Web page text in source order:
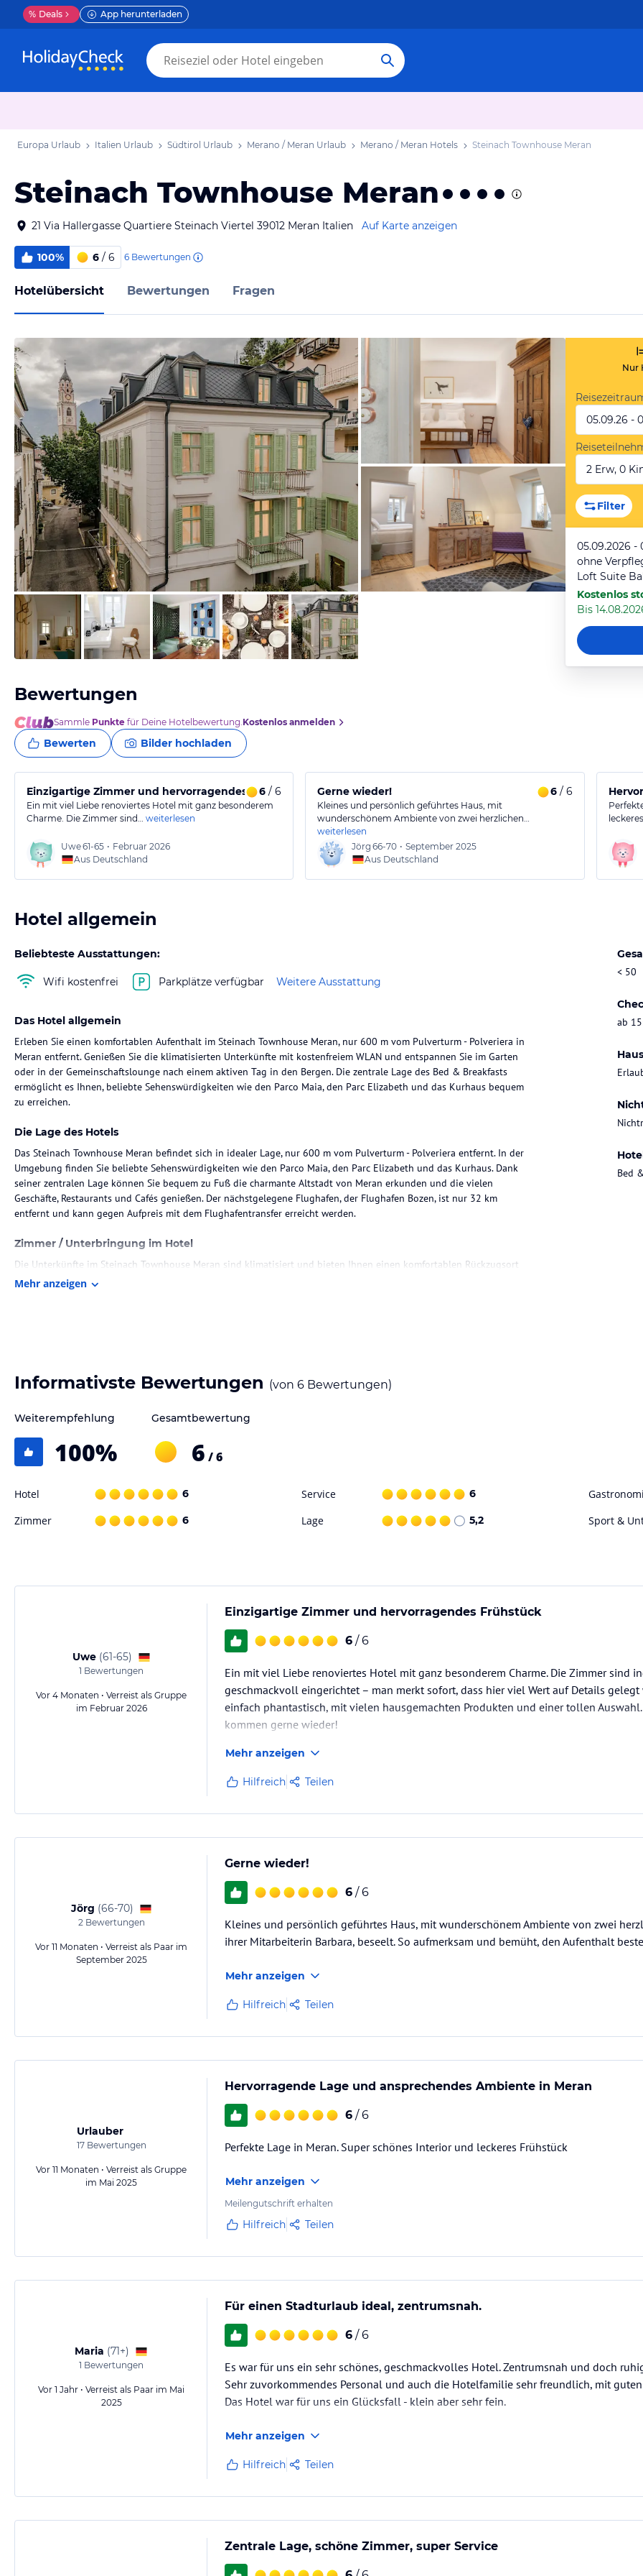
% Deals App herunterladen
Europa Urlaub Italien Urlaub Südtirol Urlaub Merano / Meran Urlaub Merano / Meran Hotels Steinach Townhouse Meran
Steinach Townhouse Meran
21 Via Hallergasse Quartiere Steinach Viertel 39012 Meran Italien Auf Karte anzeigen
100% 6 / 6 6 Bewertungen
Hotelübersicht Bewertungen Fragen
von Booking Südtirol
von Booking Südtirol
Nur
05.09.26 -
2 Erw, 0
Filter
05.09.2026 -
ohne
Loft Suite
Kostenlos
Bis
Bewertungen
Sammle Punkte für Deine Hotelbewertung.Kostenlos anmelden
Bewerten Bilder hochladen
Einzigartige Zimmer und hervorragendes Frühstück
6 / 6
Ein mit viel Liebe renoviertes Hotel mit ganz besonderem
Charme. Die Zimmer sind… weiterlesen
Uwe61-65 • Februar 2026
Aus Deutschland
Gerne wieder! 6/ 6
Kleines und persönlich geführtes Haus, mit
wunderschönem Ambiente von zwei herzlichen…
weiterlesen
Jörg 66-70 • September 2025
Aus Deutschland
Hotel allgemein
Beliebteste Ausstattungen:
Wifi kostenfrei Parkplätze verfügbar Weitere Ausstattung
< 50
ab
Bed
Das Hotel allgemein
Erleben Sie einen komfortablen Aufenthalt im Steinach Townhouse Meran, nur 600 m vom Pulverturm - Polveriera in
Meran entfernt. Genießen Sie die klimatisierten Unterkünfte mit kostenfreiem WLAN und entspannen Sie im Garten
oder in der Gemeinschaftslounge nach einem aktiven Tag in den Bergen. Die zentrale Lage des Bed & Breakfasts
ermöglicht es Ihnen, beliebte Sehenswürdigkeiten wie den Parco Maia, den Parc Elizabeth und das Kurhaus bequem
zu erreichen.
Die Lage des Hotels
Das Steinach Townhouse Meran befindet sich in idealer Lage, nur 600 m vom Pulverturm - Polveriera entfernt. In der
Umgebung finden Sie beliebte Sehenswürdigkeiten wie den Parco Maia, den Parc Elizabeth und das Kurhaus. Dank
seiner zentralen Lage können Sie bequem zu Fuß die charmante Altstadt von Meran erkunden und die vielen
Geschäfte, Restaurants und Cafés genießen. Der nächstgelegene Flughafen, der Flughafen Bozen, ist nur 32 km
entfernt und kann gegen Aufpreis mit dem Flughafentransfer erreicht werden.
Zimmer / Unterbringung im Hotel
Die Unterkünfte im Steinach Townhouse Meran sind klimatisiert und bieten Ihnen einen komfortablen Rückzugsort
nach einem ereignisreichen Tag. Entspannen Sie in Ihrem eigenen Sitzbereich und genießen Sie Ihre
Das Steinach Townhouse Meran bietet Ihnen ein kontinentales Frühstück, um gestärkt in den Tag zu starten.
Genießen Sie eine Vielzahl von köstlichen Speisen und Getränken in den umliegenden Restaurants und Cafés.
Sport und Unterhaltung
Die Umgebung des Steinach Townhouse Meran bietet zahlreiche Möglichkeiten für Outdoor-Aktivitäten. Gehen Sie
aktiven Tag können Sie im Garten des Bed & Breakfasts entspannen oder in der Gemeinschaftslounge mit anderen
Gästen plaudern.
Mehr anzeigen
Informativste Bewertungen (von 6 Bewertungen)
Weiterempfehlung
100%
Gesamtbewertung
6 / 6
Hotel 6 Service 6
Zimmer 6 Lage 5,2 Sport &
Uwe (61-65)
1 Bewertungen
Vor 4 Monaten • Verreist als Gruppe
im Februar 2026
Einzigartige Zimmer und hervorragendes Frühstück
6 / 6
Ein mit viel Liebe renoviertes Hotel mit ganz besonderem Charme. Die Zimmer sind
geschmackvoll eingerichtet – man merkt sofort, dass hier viel Wert auf Details gelegt
einfach phantastisch, mit vielen hausgemachten Produkten und einer tollen
kommen gerne wieder!
Mehr anzeigen
Hilfreich Teilen
Jörg (66-70)
2Bewertungen
Vor 11 Monaten • Verreist als Paar im
September 2025
Gerne wieder!
6 / 6
Kleines und persönlich geführtes Haus, mit wunderschönem Ambiente von zwei
ihrer Mitarbeiterin Barbara, beseelt. So aufmerksam und bemüht, den Aufenthalt
Mehr anzeigen
Hilfreich Teilen
Urlauber
17Bewertungen
Vor 11 Monaten • Verreist als Gruppe
im Mai 2025
Hervorragende Lage und ansprechendes Ambiente in Meran
6 / 6
Perfekte Lage in Meran. Super schönes Interior und leckeres Frühstück
Mehr anzeigen
Meilengutschrift erhalten
Hilfreich Teilen
Maria (71+)
1 Bewertungen
Vor 1 Jahr • Verreist als Paar im Mai
2025
Für einen Stadturlaub ideal, zentrumsnah.
6 / 6
Es war für uns ein sehr schönes, geschmackvolles Hotel. Zentrumsnah und doch
Sehr zuvorkommendes Personal und auch die Hotelfamilie sehr freundlich, mit
Das Hotel war für uns ein Glücksfall - klein aber sehr fein.
Mehr anzeigen
Hilfreich Teilen
Zentrale Lage, schöne Zimmer, super Service